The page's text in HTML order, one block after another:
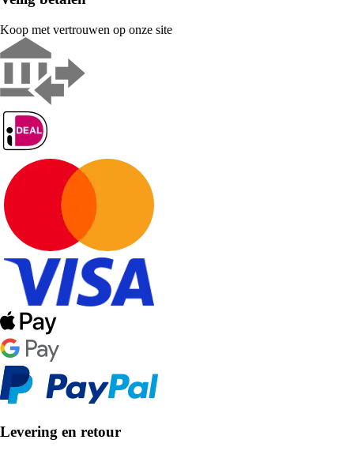
Koop met vertrouwen op onze site
Levering en retour